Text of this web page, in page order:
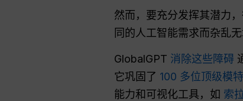
然而，要充分发挥其潜力
同的人工智能需求而杂乱
GlobalGPT 消除这些障碍
它巩固了 100 多位顶级模特
能力和可视化工具，如 索